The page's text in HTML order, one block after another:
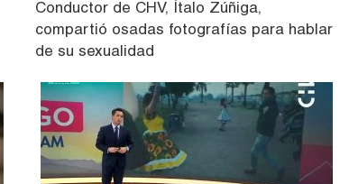
Conductor de CHV, Ítalo Zúñiga,
compartió osadas fotografías para hablar
de su sexualidad